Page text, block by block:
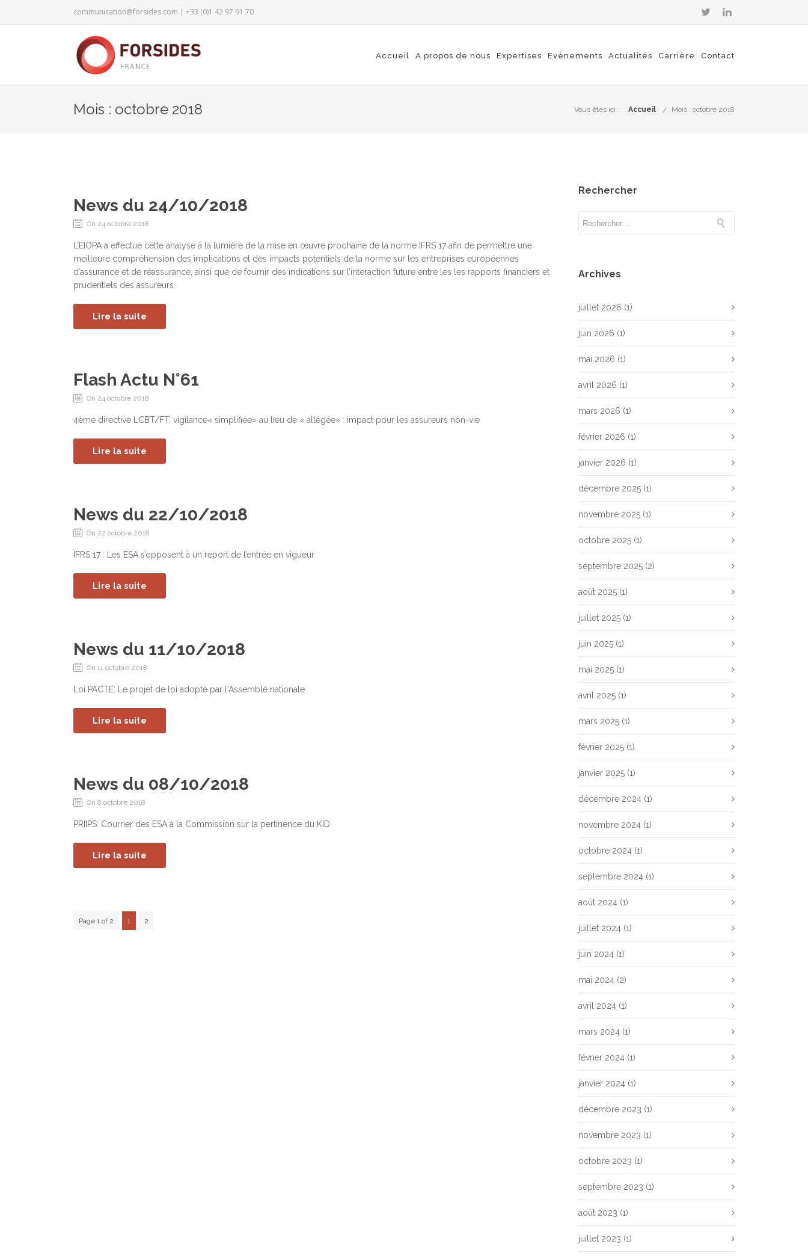
communication@forsides.com | +33 (0)1 42 97 91 70
Accueil A propos de nous Expertises Evènements Actualités Carrière Contact
Mois : octobre 2018 Vous êtes ici : Accueil Mois : octobre 2018
News du 24/10/2018
On 24 octobre 2018
L’EIOPA a effectué cette analyse à la lumière de la mise en œuvre prochaine de la norme IFRS 17 afin de permettre une
meilleure compréhension des implications et des impacts potentiels de la norme sur les entreprises européennes
d’assurance et de réassurance, ainsi que de fournir des indications sur l’interaction future entre les les rapports financiers et
prudentiels des assureurs.
Lire la suite
Flash Actu N°61
On 24 octobre 2018
4ème directive LCBT/FT, vigilance« simplifiée» au lieu de « allégée» : impact pour les assureurs non-vie
Lire la suite
News du 22/10/2018
On 22 octobre 2018
IFRS 17 : Les ESA s’opposent à un report de l’entrée en vigueur
Lire la suite
News du 11/10/2018
On 11 octobre 2018
Loi PACTE: Le projet de loi adopté par l'Assemblé nationale
Lire la suite
News du 08/10/2018
On 8 octobre 2018
PRIIPS: Courrier des ESA à la Commission sur la pertinence du KID
Lire la suite
Page 1 of 2 1 2
Rechercher
Archives
juillet 2026 (1)
juin 2026 (1)
mai 2026 (1)
avril 2026 (1)
mars 2026 (1)
février 2026 (1)
janvier 2026 (1)
décembre 2025 (1)
novembre 2025 (1)
octobre 2025 (1)
septembre 2025 (2)
août 2025 (1)
juillet 2025 (1)
juin 2025 (1)
mai 2025 (1)
avril 2025 (1)
mars 2025 (1)
février 2025 (1)
janvier 2025 (1)
décembre 2024 (1)
novembre 2024 (1)
octobre 2024 (1)
septembre 2024 (1)
août 2024 (1)
juillet 2024 (1)
juin 2024 (1)
mai 2024 (2)
avril 2024 (1)
mars 2024 (1)
février 2024 (1)
janvier 2024 (1)
décembre 2023 (1)
novembre 2023 (1)
octobre 2023 (1)
septembre 2023 (1)
août 2023 (1)
juillet 2023 (1)